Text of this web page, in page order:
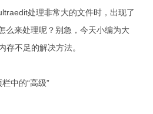
处理非常大的文件时，出现了
么来处理呢？别急，今天小编为大
存不足的解决方法。
中的“高级”